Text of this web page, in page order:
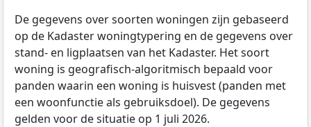
De gegevens over soorten woningen zijn gebaseerd
op de Kadaster woningtypering en de gegevens over
stand- en ligplaatsen van het Kadaster. Het soort
woning is geografisch-algoritmisch bepaald voor
panden waarin een woning is huisvest (panden met
een woonfunctie als gebruiksdoel). De gegevens
gelden voor de situatie op 1 juli 2026.